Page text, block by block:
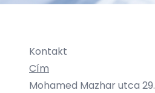
Kontakt
Cím
Mohamed Mazhar utca 29.